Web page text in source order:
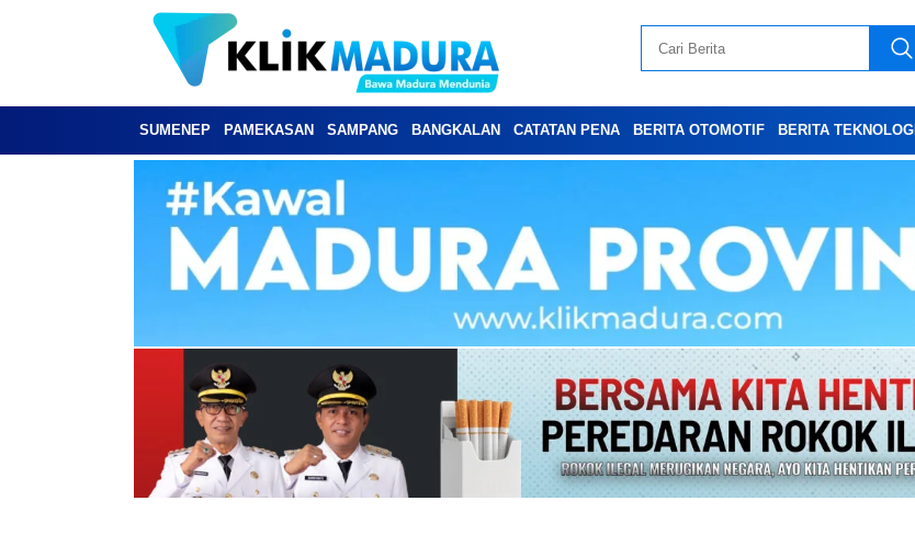
SUMENEP PAMEKASAN SAMPANG BANGKALAN CATATAN PENA BERITA OTOMOTIF BERITA TEKNOLOGI